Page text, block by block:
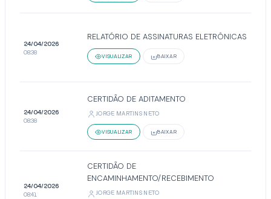
24/04/2026
08:38
RELATÓRIO DE ASSINATURAS ELETRÔNICAS
VISUALIZAR BAIXAR
24/04/2026
08:38
CERTIDÃO DE ADITAMENTO
JORGE MARTINS NETO
VISUALIZAR BAIXAR
24/04/2026
08:41
CERTIDÃO DE
ENCAMINHAMENTO/RECEBIMENTO
JORGE MARTINS NETO